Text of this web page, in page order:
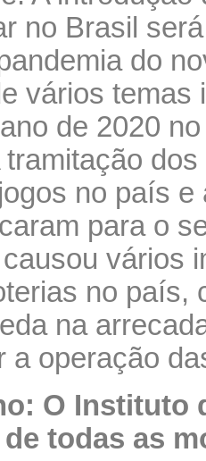
no Brasil
do
vários temas
de 2020
tramitação
no país
para o
vários
no país,
na
a operação
O Instituto
de todas as